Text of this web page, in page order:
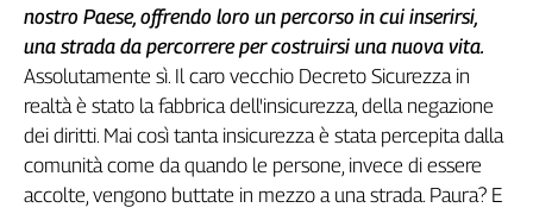
Archivio
Storico
1955-
Cerca
nostro Paese, offrendo loro un percorso in cui inserirsi,
una strada da percorrere per costruirsi una nuova vita.
Assolutamente sì. Il caro vecchio Decreto Sicurezza in
realtà è stato la fabbrica dell'insicurezza, della negazione
dei diritti. Mai così tanta insicurezza è stata percepita dalla
comunità come da quando le persone, invece di essere
accolte, vengono buttate in mezzo a una strada. Paura? E